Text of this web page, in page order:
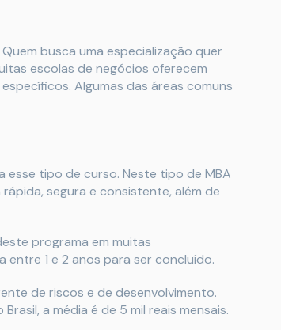
busca uma especialização quer
escolas de negócios oferecem
Algumas das áreas comuns
esse tipo de curso. Neste tipo de MBA
segura e consistente, além de
programa em muitas
entre 1 e 2 anos para ser concluído.
de riscos e de desenvolvimento.
a média é de 5 mil reais mensais.